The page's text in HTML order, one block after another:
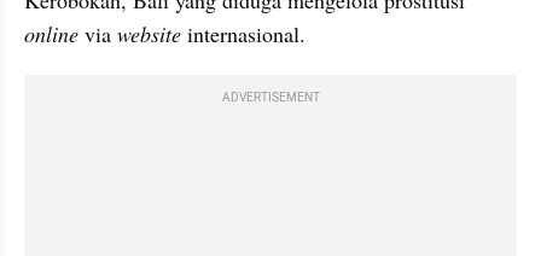
online via website internasional.
ADVERTISEMENT